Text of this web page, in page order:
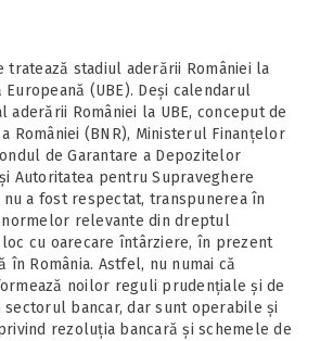
tratează stadiul aderării României la
Europeană (UBE). Deși calendarul
aderării României la UBE, conceput de
României (BNR), Ministerul Finanțelor
de Garantare a Depozitelor
și Autoritatea pentru Supraveghere
nu a fost respectat, transpunerea în
relevante din dreptul
cu oarecare întârziere, în prezent
în România. Astfel, nu numai că
noilor reguli prudențiale și de
bancar, dar sunt operabile și
rezoluția bancară și schemele de